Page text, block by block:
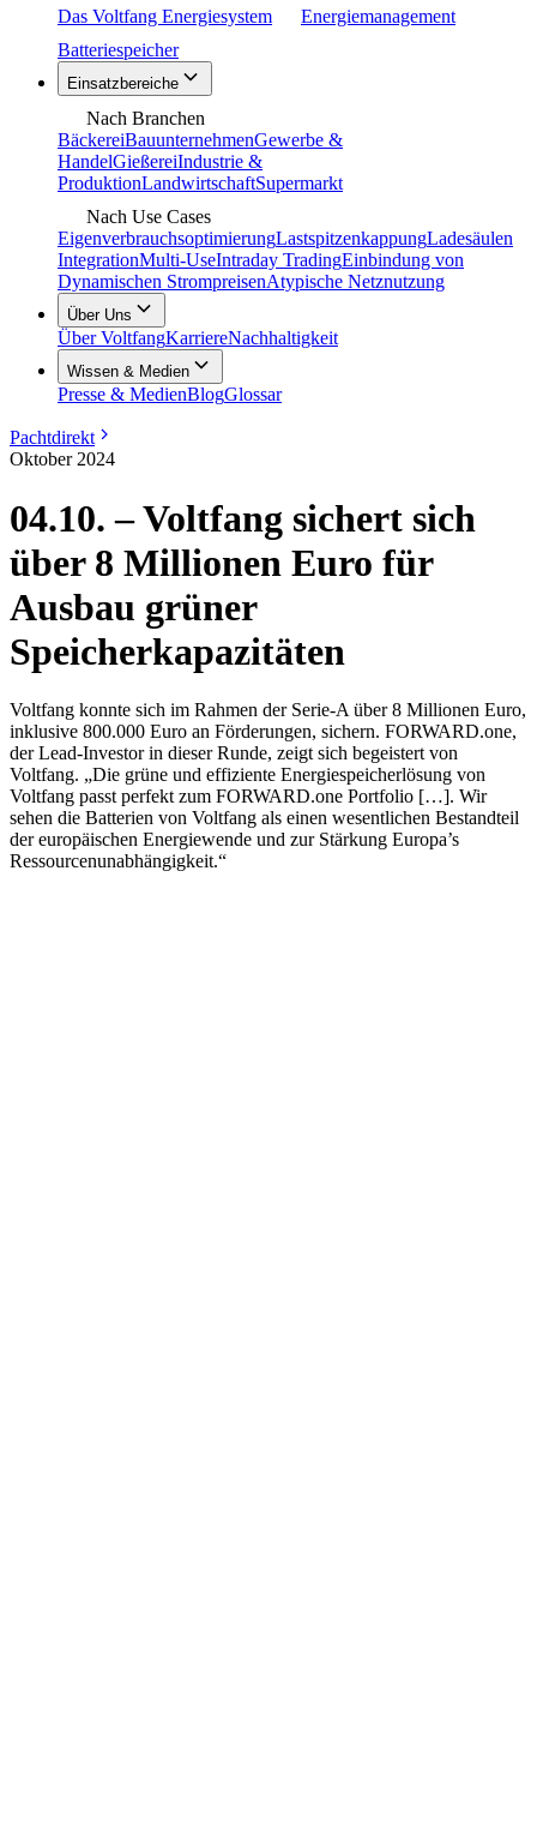
Das Voltfang Energiesystem
Energiemanagement
Batteriespeicher
Einsatzbereiche
Nach Branchen
BäckereiBauunternehmenGewerbe &
HandelGießereiIndustrie &
ProduktionLandwirtschaftSupermarkt
Nach Use Cases
EigenverbrauchsoptimierungLastspitzenkappungLadesäulen
IntegrationMulti-UseIntraday TradingEinbindung von
Dynamischen StrompreisenAtypische Netznutzung
Über Uns
Über VoltfangKarriereNachhaltigkeit
Wissen & Medien
Presse & MedienBlogGlossar
Pachtdirekt
Oktober 2024
04.10. – Voltfang sichert sich
über 8 Millionen Euro für
Ausbau grüner
Speicherkapazitäten
Voltfang konnte sich im Rahmen der Serie-A über 8 Millionen Euro,
inklusive 800.000 Euro an Förderungen, sichern. FORWARD.one,
der Lead-Investor in dieser Runde, zeigt sich begeistert von
Voltfang. „Die grüne und effiziente Energiespeicherlösung von
Voltfang passt perfekt zum FORWARD.one Portfolio […]. Wir
sehen die Batterien von Voltfang als einen wesentlichen Bestandteil
der europäischen Energiewende und zur Stärkung Europa’s
Ressourcenunabhängigkeit.“